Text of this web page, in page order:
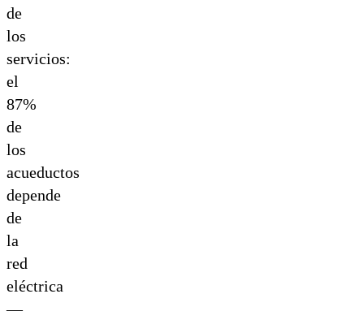
de
los
servicios:
el
87%
de
los
acueductos
depende
de
la
red
eléctrica
—